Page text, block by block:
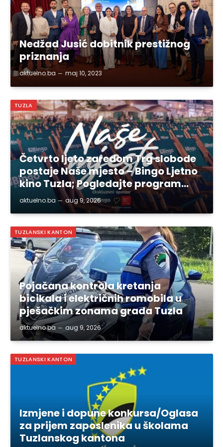
Nedžad Jusić dobitnik prestižnog
priznanja
aktuelno.ba maj 10, 2023
TUZLA
Četvrto ljeto zaredom Trg slobode
postaje Naše mjesto – Bingo Ljetno
kino Tuzla; Pogledajte program…
aktuelno.ba aug 9, 2026
TUZLANSKI KANTON
Pojačana kontrola kretanja
bicikala i električnih romobila u
pješačkim zonama grada Tuzla
aktuelno.ba aug 9, 2026
TUZLANSKI KANTON
Izmjene i dopune konkursa/Oglasa
za prijem zaposlenika u školama
Tuzlanskog kantona